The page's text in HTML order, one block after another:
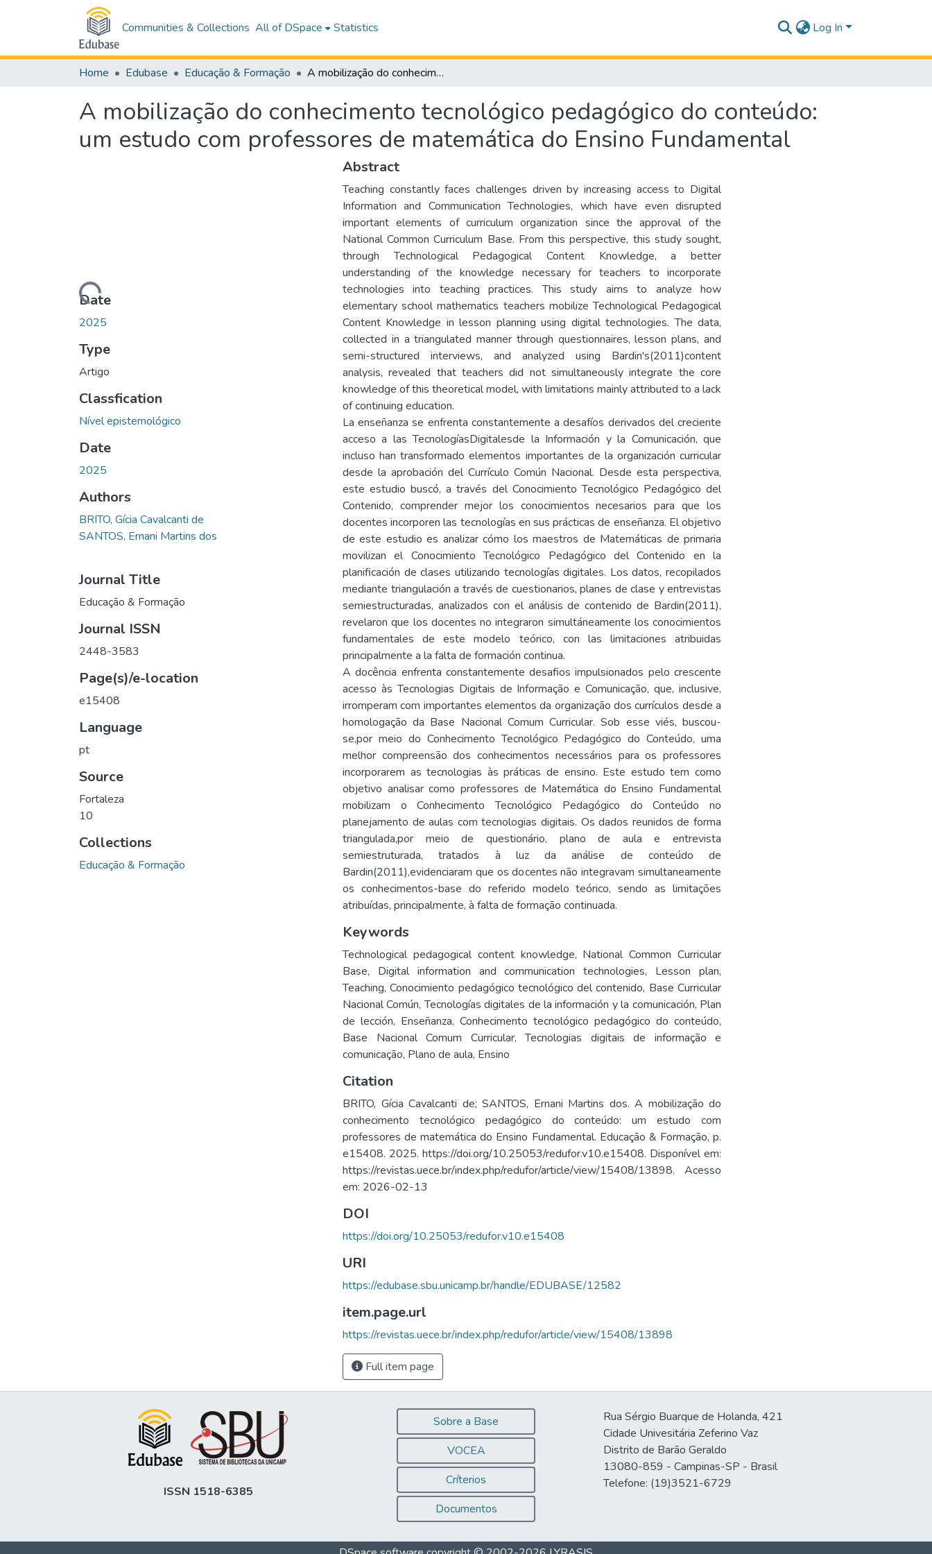
Communities & Collections All of DSpace Statistics Log In
Home Edubase Educação & Formação A mobilização do conhecimento tecnológico pedagógico do conteúdo: um estudo com professores de matemática do Ensino Fundamental
A mobilização do conhecimento tecnológico pedagógico do conteúdo:
um estudo com professores de matemática do Ensino Fundamental
Loading...
Date
2025
Type
Artigo
Classfication
Nível epistemológico
Date
2025
Authors
BRITO, Gícia Cavalcanti de
SANTOS, Ernani Martins dos
Journal Title
Educação & Formação
Journal ISSN
2448-3583
Page(s)/e-location
e15408
Language
pt
Source
Fortaleza
10
Collections
Educação & Formação
Abstract
Teaching constantly faces challenges driven by increasing access to Digital
Information and Communication Technologies, which have even disrupted
important elements of curriculum organization since the approval of the
National Common Curriculum Base. From this perspective, this study sought,
through Technological Pedagogical Content Knowledge, a better
understanding of the knowledge necessary for teachers to incorporate
technologies into teaching practices. This study aims to analyze how
elementary school mathematics teachers mobilize Technological Pedagogical
Content Knowledge in lesson planning using digital technologies. The data,
collected in a triangulated manner through questionnaires, lesson plans, and
semi-structured interviews, and analyzed using Bardin's(2011)content
analysis, revealed that teachers did not simultaneously integrate the core
knowledge of this theoretical model, with limitations mainly attributed to a lack
of continuing education.
La enseñanza se enfrenta constantemente a desafíos derivados del creciente
acceso a las TecnologíasDigitalesde la Información y la Comunicación, que
incluso han transformado elementos importantes de la organización curricular
desde la aprobación del Currículo Común Nacional. Desde esta perspectiva,
este estudio buscó, a través del Conocimiento Tecnológico Pedagógico del
Contenido, comprender mejor los conocimientos necesarios para que los
docentes incorporen las tecnologías en sus prácticas de enseñanza. El objetivo
de este estudio es analizar cómo los maestros de Matemáticas de primaria
movilizan el Conocimiento Tecnológico Pedagógico del Contenido en la
planificación de clases utilizando tecnologías digitales. Los datos, recopilados
mediante triangulación a través de cuestionarios, planes de clase y entrevistas
semiestructuradas, analizados con el análisis de contenido de Bardin(2011),
revelaron que los docentes no integraron simultáneamente los conocimientos
fundamentales de este modelo teórico, con las limitaciones atribuidas
principalmente a la falta de formación continua.
A docência enfrenta constantemente desafios impulsionados pelo crescente
acesso às Tecnologias Digitais de Informação e Comunicação, que, inclusive,
irromperam com importantes elementos da organização dos currículos desde a
homologação da Base Nacional Comum Curricular. Sob esse viés, buscou-
se,por meio do Conhecimento Tecnológico Pedagógico do Conteúdo, uma
melhor compreensão dos conhecimentos necessários para os professores
incorporarem as tecnologias às práticas de ensino. Este estudo tem como
objetivo analisar como professores de Matemática do Ensino Fundamental
mobilizam o Conhecimento Tecnológico Pedagógico do Conteúdo no
planejamento de aulas com tecnologias digitais. Os dados reunidos de forma
triangulada,por meio de questionário, plano de aula e entrevista
semiestruturada, tratados à luz da análise de conteúdo de
Bardin(2011),evidenciaram que os docentes não integravam simultaneamente
os conhecimentos-base do referido modelo teórico, sendo as limitações
atribuídas, principalmente, à falta de formação continuada.
Keywords
Technological pedagogical content knowledge, National Common Curricular
Base, Digital information and communication technologies, Lesson plan,
Teaching,Conocimiento pedagógico tecnológico del contenido, Base Curricular
Nacional Común,Tecnologías digitales de la información y la comunicación, Plan
de lección, Enseñanza, Conhecimento tecnológico pedagógico do conteúdo,
Base Nacional Comum Curricular,Tecnologias digitais de informação e
comunicação, Plano de aula, Ensino
Citation
BRITO, Gícia Cavalcanti de; SANTOS, Ernani Martins dos. A mobilização do
conhecimento tecnológico pedagógico do conteúdo: um estudo com
professores de matemática do Ensino Fundamental. Educação & Formação, p.
e15408. 2025. https://doi.org/10.25053/redufor.v10.e15408. Disponível em:
https://revistas.uece.br/index.php/redufor/article/view/15408/13898. Acesso
em: 2026-02-13
DOI
https://doi.org/10.25053/redufor.v10.e15408
URI
https://edubase.sbu.unicamp.br/handle/EDUBASE/12582
item.page.url
https://revistas.uece.br/index.php/redufor/article/view/15408/13898
Full item page
ISSN 1518-6385
Sobre a Base
VOCEA
Críterios
Documentos
Rua Sérgio Buarque de Holanda, 421
Cidade Univesitária Zeferino Vaz
Distrito de Barão Geraldo
13080-859 - Campinas-SP - Brasil
Telefone: (19)3521-6729